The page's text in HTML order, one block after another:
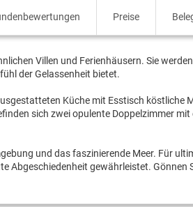
Preise
Villen und Ferienhäusern. Sie
der Gelassenheit bietet.
Küche mit Esstisch köstliche
sich zwei opulente Doppelzimmer mit
und das faszinierende Meer. Für
Abgeschiedenheit gewährleistet. Gönnen